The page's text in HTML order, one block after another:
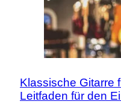
Klassische Gitarre
Leitfaden für den